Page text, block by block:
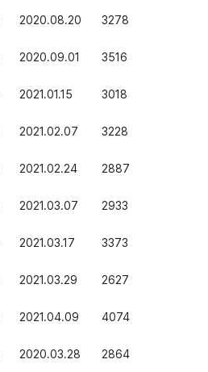
2020.08.20 3278
2020.09.01 3516
2021.01.15 3018
2021.02.07 3228
2021.02.24 2887
2021.03.07 2933
2021.03.17 3373
2021.03.29 2627
2021.04.09 4074
2020.03.28 2864